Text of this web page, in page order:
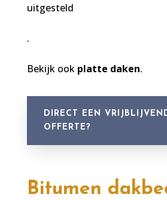
uitgesteld
.
Bekijk ook platte daken.
DIRECT EEN
OFFERTE?
Bitumen